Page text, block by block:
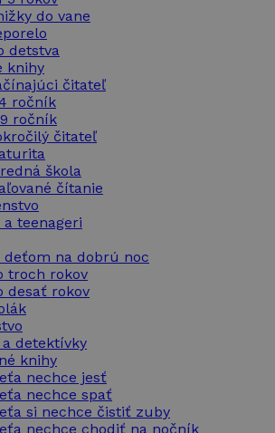
do vane
detstva
knihy
čitateľ
ročník
ročník
čitateľ
škola
čítanie
a teenageri
deťom na dobrú noc
troch rokov
desať rokov
detektívky
knihy
nechce jesť
nechce spať
si nechce čistiť zuby
nechce chodiť na nočník